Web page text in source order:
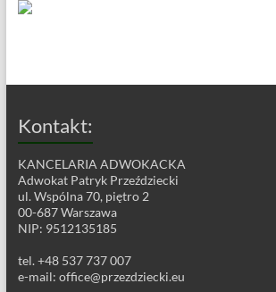
Kontakt:
KANCELARIA ADWOKACKA
Adwokat Patryk Przeździecki
ul. Wspólna 70, piętro 2
00-687 Warszawa
NIP: 9512135185
tel. +48 537 737 007
e-mail: office@przezdziecki.eu